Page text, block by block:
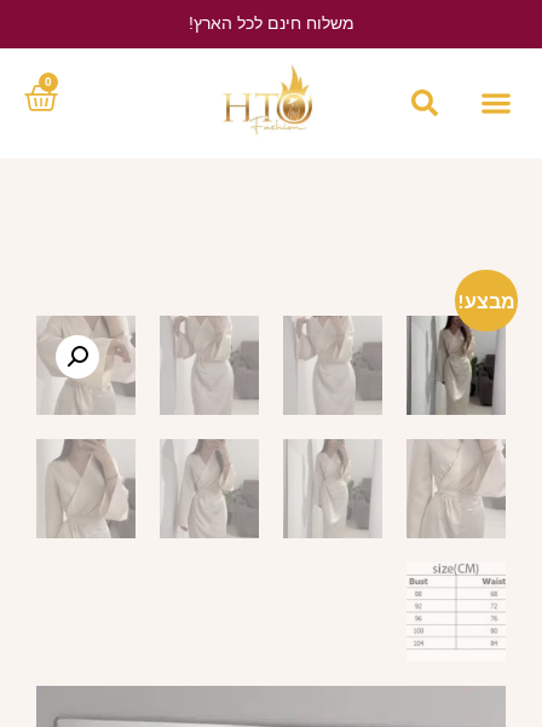
משלוח חינם לכל הארץ!
0
מבצע!